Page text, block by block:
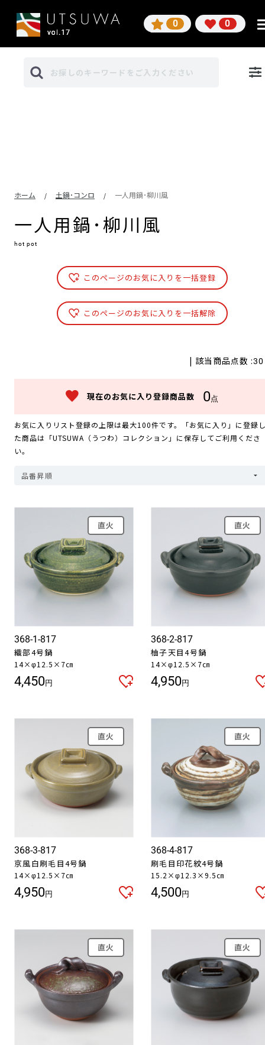
0 0
ホーム / 土鍋･コンロ / 一人用鍋･柳川風
一人用鍋･柳川風
hot pot
このページのお気に入りを一括登録
このページのお気に入りを一括解除
| 該当商品点数 :30
現在のお気に入り登録商品数 0点
お気に入りリスト登録の上限は最大100件です。「お気に入り」に登録
た商品は「UTSUWA（うつわ）コレクション」に保存してご利用くださ
い。
直火
368-1-817
織部4号鍋
14×φ12.5×7㎝
4,450円
直火
368-2-817
柚子天目4号鍋
14×φ12.5×7㎝
4,950円
直火
368-3-817
京風白刷毛目4号鍋
14×φ12.5×7㎝
4,950円
直火
368-4-817
刷毛目印花紋4号鍋
15.2×φ12.3×9.5㎝
4,500円
直火 直火